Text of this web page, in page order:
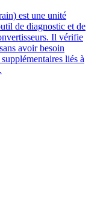
est une unité
de diagnostic et de
Il vérifie
avoir besoin
liés à